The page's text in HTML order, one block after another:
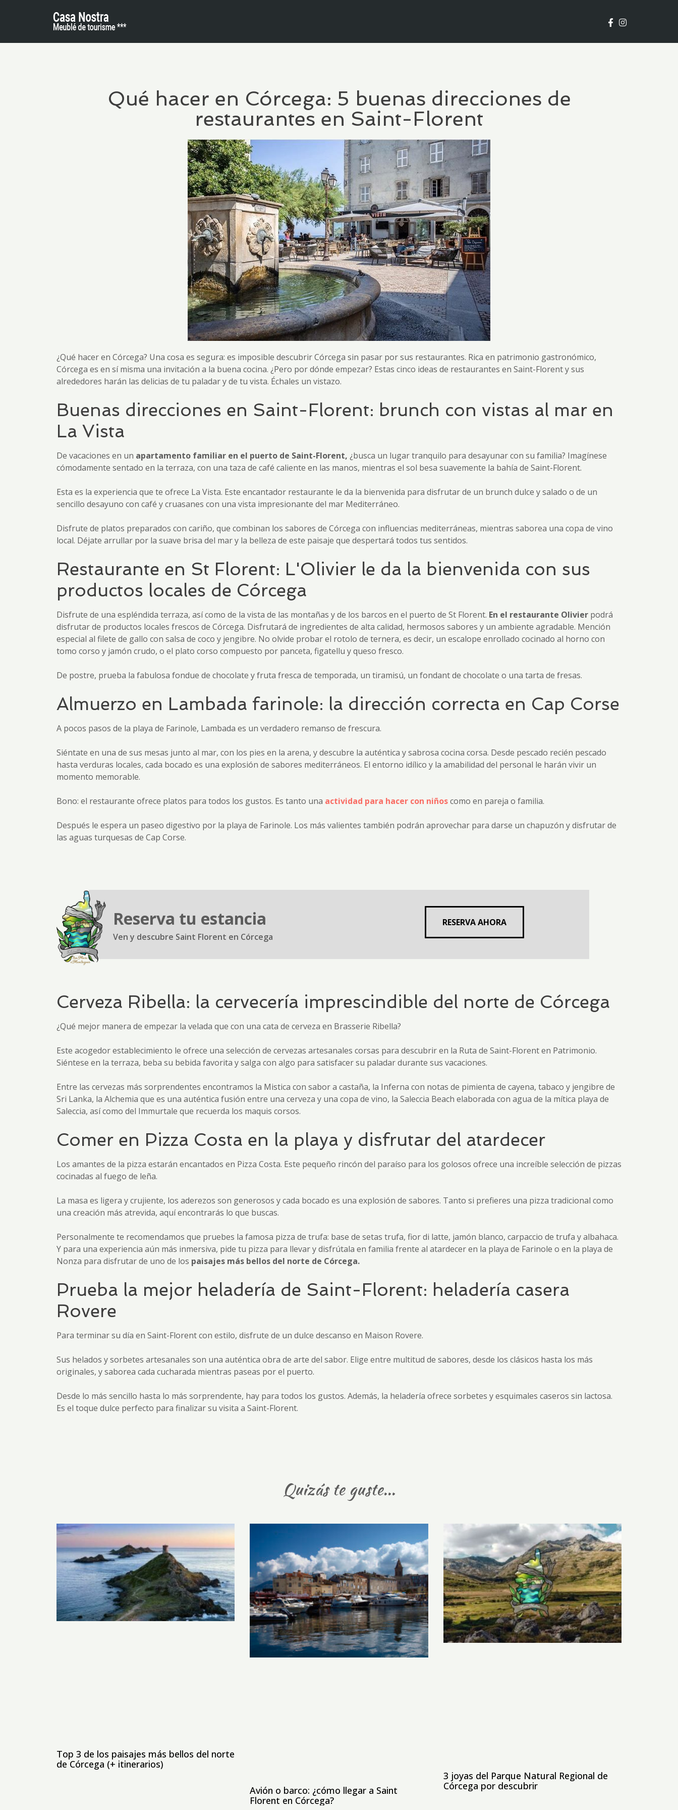
Qué hacer en Córcega: 5 buenas direcciones de
restaurantes en Saint-Florent
¿Qué hacer en Córcega? Una cosa es segura: es imposible descubrir Córcega sin pasar por sus restaurantes. Rica en patrimonio gastronómico,
Córcega es en sí misma una invitación a la buena cocina. ¿Pero por dónde empezar? Estas cinco ideas de restaurantes en Saint-Florent y sus
alrededores harán las delicias de tu paladar y de tu vista. Échales un vistazo.
Buenas direcciones en Saint-Florent: brunch con vistas al mar en
La Vista
De vacaciones en un apartamento familiar en el puerto de Saint-Florent, ¿busca un lugar tranquilo para desayunar con su familia? Imagínese
cómodamente sentado en la terraza, con una taza de café caliente en las manos, mientras el sol besa suavemente la bahía de Saint-Florent.
Esta es la experiencia que te ofrece La Vista. Este encantador restaurante le da la bienvenida para disfrutar de un brunch dulce y salado o de un
sencillo desayuno con café y cruasanes con una vista impresionante del mar Mediterráneo.
Disfrute de platos preparados con cariño, que combinan los sabores de Córcega con influencias mediterráneas, mientras saborea una copa de vino
local. Déjate arrullar por la suave brisa del mar y la belleza de este paisaje que despertará todos tus sentidos.
Restaurante en St Florent: L'Olivier le da la bienvenida con sus
productos locales de Córcega
Disfrute de una espléndida terraza, así como de la vista de las montañas y de los barcos en el puerto de St Florent. En el restaurante Olivier podrá
disfrutar de productos locales frescos de Córcega. Disfrutará de ingredientes de alta calidad, hermosos sabores y un ambiente agradable. Mención
especial al filete de gallo con salsa de coco y jengibre. No olvide probar el rotolo de ternera, es decir, un escalope enrollado cocinado al horno con
tomo corso y jamón crudo, o el plato corso compuesto por panceta, figatellu y queso fresco.
De postre, prueba la fabulosa fondue de chocolate y fruta fresca de temporada, un tiramisú, un fondant de chocolate o una tarta de fresas.
Almuerzo en Lambada farinole: la dirección correcta en Cap Corse
A pocos pasos de la playa de Farinole, Lambada es un verdadero remanso de frescura.
Siéntate en una de sus mesas junto al mar, con los pies en la arena, y descubre la auténtica y sabrosa cocina corsa. Desde pescado recién pescado
hasta verduras locales, cada bocado es una explosión de sabores mediterráneos. El entorno idílico y la amabilidad del personal le harán vivir un
momento memorable.
Bono: el restaurante ofrece platos para todos los gustos. Es tanto una actividad para hacer con niñoscomo en pareja o familia.
Después le espera un paseo digestivo por la playa de Farinole. Los más valientes también podrán aprovechar para darse un chapuzón y disfrutar de
las aguas turquesas de Cap Corse.
Reserva tu estancia
Ven y descubre Saint Florent en Córcega
RESERVA AHORA
Cerveza Ribella: la cervecería imprescindible del norte de Córcega
¿Qué mejor manera de empezar la velada que con una cata de cerveza en Brasserie Ribella?
Este acogedor establecimiento le ofrece una selección de cervezas artesanales corsas para descubrir en la Ruta de Saint-Florent en Patrimonio.
Siéntese en la terraza, beba su bebida favorita y salga con algo para satisfacer su paladar durante sus vacaciones.
Entre las cervezas más sorprendentes encontramos la Mistica con sabor a castaña, la Inferna con notas de pimienta de cayena, tabaco y jengibre de
Sri Lanka, la Alchemia que es una auténtica fusión entre una cerveza y una copa de vino, la Saleccia Beach elaborada con agua de la mítica playa de
Saleccia, así como del Immurtale que recuerda los maquis corsos.
Comer en Pizza Costa en la playa y disfrutar del atardecer
Los amantes de la pizza estarán encantados en Pizza Costa. Este pequeño rincón del paraíso para los golosos ofrece una increíble selección de pizzas
cocinadas al fuego de leña.
La masa es ligera y crujiente, los aderezos son generosos y cada bocado es una explosión de sabores. Tanto si prefieres una pizza tradicional como
una creación más atrevida, aquí encontrarás lo que buscas.
Personalmente te recomendamos que pruebes la famosa pizza de trufa: base de setas trufa, fior di latte, jamón blanco, carpaccio de trufa y albahaca.
Y para una experiencia aún más inmersiva, pide tu pizza para llevar y disfrútala en familia frente al atardecer en la playa de Farinole o en la playa de
Nonza para disfrutar de uno de los paisajes más bellos del norte de Córcega.
Prueba la mejor heladería de Saint-Florent: heladería casera
Rovere
Para terminar su día en Saint-Florent con estilo, disfrute de un dulce descanso en Maison Rovere.
Sus helados y sorbetes artesanales son una auténtica obra de arte del sabor. Elige entre multitud de sabores, desde los clásicos hasta los más
originales, y saborea cada cucharada mientras paseas por el puerto.
Desde lo más sencillo hasta lo más sorprendente, hay para todos los gustos. Además, la heladería ofrece sorbetes y esquimales caseros sin lactosa.
Es el toque dulce perfecto para finalizar su visita a Saint-Florent.
Quizás te guste...
Top 3 de los paisajes más bellos del norte
de Córcega (+ itinerarios)
Avión o barco: ¿cómo llegar a Saint
Florent en Córcega?
3 joyas del Parque Natural Regional de
Córcega por descubrir